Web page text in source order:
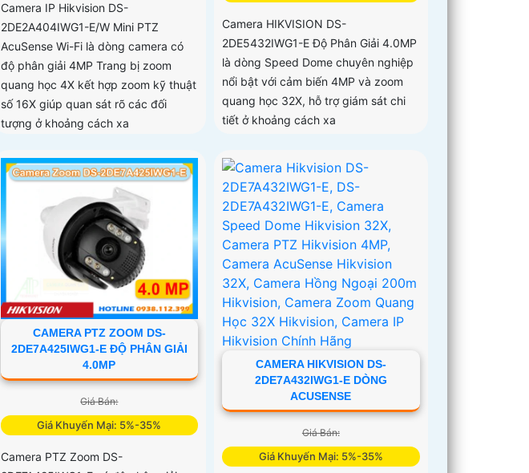
Camera IP Hikvision DS-
2DE2A404IWG1-E/W Mini PTZ
AcuSense Wi-Fi là dòng camera có
độ phân giải 4MP Trang bị zoom
quang học 4X kết hợp zoom kỹ thuật
số 16X giúp quan sát rõ các đối
tượng ở khoảng cách xa
Camera HIKVISION DS-
2DE5432IWG1-E Độ Phân Giải 4.0MP
là dòng Speed Dome chuyên nghiệp
nổi bật với cảm biến 4MP và zoom
quang học 32X, hỗ trợ giám sát chi
tiết ở khoảng cách xa
CAMERA PTZ ZOOM DS-
2DE7A425IWG1-E ĐỘ PHÂN GIẢI
4.0MP
Giá Bán:
Giá Khuyến Mại: 5%-35%
Camera PTZ Zoom DS-
CAMERA HIKVISION DS-
2DE7A432IWG1-E DÒNG
ACUSENSE
Giá Bán:
Giá Khuyến Mại: 5%-35%